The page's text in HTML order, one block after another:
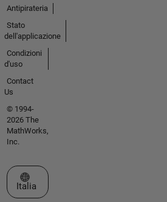
Antipirateria
Stato
dell'applicazione
Condizioni
d'uso
Contact
Us
© 1994-
2026 The
MathWorks,
Inc.
Seleziona un sito web
Italia